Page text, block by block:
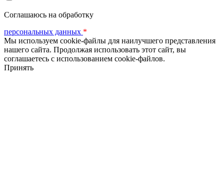
Соглашаюсь на обработку
персональных данных *
Мы используем cookie-файлы для наилучшего представления
нашего сайта. Продолжая использовать этот сайт, вы
соглашаетесь с использованием cookie-файлов.
Принять